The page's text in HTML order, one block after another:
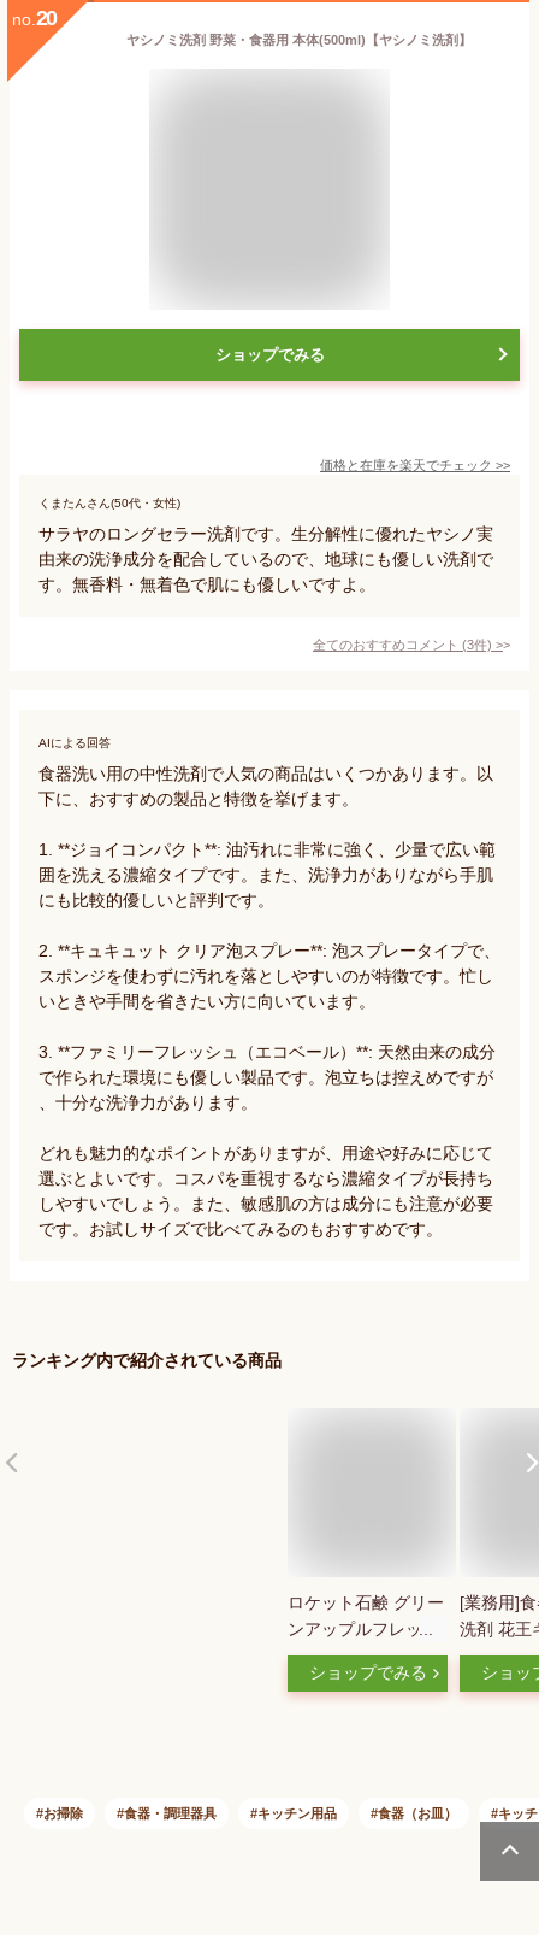
no. 20
ヤシノミ洗剤 野菜・食器用 本体(500ml)【ヤシノミ洗剤】
ショップでみる
価格と在庫を楽天でチェック >>
くまたんさん(50代・女性)
サラヤのロングセラー洗剤です。生分解性に優れたヤシノ実
由来の洗浄成分を配合しているので、地球にも優しい洗剤で
す。無香料・無着色で肌にも優しいですよ。
全てのおすすめコメント (3件) >
AIによる回答
食器洗い用の中性洗剤で人気の商品はいくつかあります。以
下に、おすすめの製品と特徴を挙げます。
1. **ジョイコンパクト**: 油汚れに非常に強く、少量で広い範
囲を洗える濃縮タイプです。また、洗浄力がありながら手肌
にも比較的優しいと評判です。
2. **キュキュット クリア泡スプレー**: 泡スプレータイプで、
スポンジを使わずに汚れを落としやすいのが特徴です。忙し
いときや手間を省きたい方に向いています。
3. **ファミリーフレッシュ（エコベール）**: 天然由来の成分
で作られた環境にも優しい製品です。泡立ちは控えめですが
、十分な洗浄力があります。
どれも魅力的なポイントがありますが、用途や好みに応じて
選ぶとよいです。コスパを重視するなら濃縮タイプが長持ち
しやすいでしょう。また、敏感肌の方は成分にも注意が必要
です。お試しサイズで比べてみるのもおすすめです。
ランキング内で紹介されている商品
ロケット石鹸 グリー
ンアップルフレッシ
ュ コンパクト 250ml
フルーツ酸 中性洗剤
ショップでみる
[業務用]
洗剤 花王
ト4.5L 詰
所の洗浄
王プロシ
用洗剤/
ショッ
お掃除 食器・調理器具 キッチン用品 食器（お皿） キッ